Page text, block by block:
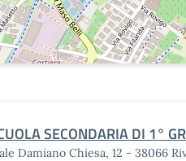
SECONDARIA DI 1°
Damiano Chiesa, 12 - 38066